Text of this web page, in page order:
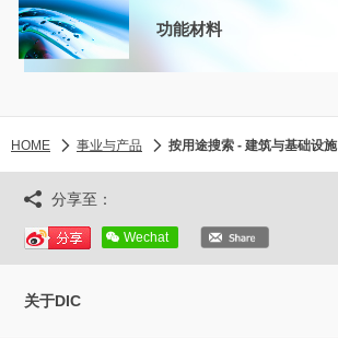
功能材料
HOME 事业与产品 按用途搜索 - 建筑与基础设施
分享至：
Wechat
关于DIC